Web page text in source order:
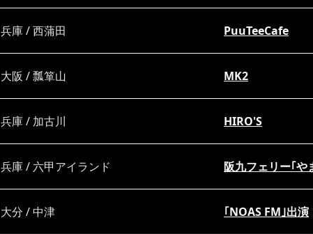
兵庫 / 西蒲田 PuuTeeCafe
大阪 / 瓢箪山 MK2
兵庫 / 加古川 HIRO'S
兵庫 / 六甲アイランド 阪九フェリー｢や
大分 / 中津 ｢NOAS FM｣出演